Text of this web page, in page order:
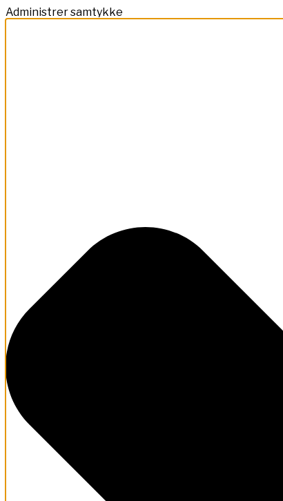
Administrer samtykke